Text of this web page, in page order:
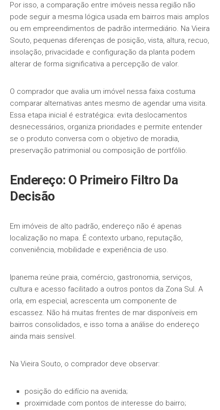
Por isso, a comparação entre imóveis nessa região não
pode seguir a mesma lógica usada em bairros mais amplos
ou em empreendimentos de padrão intermediário. Na Vieira
Souto, pequenas diferenças de posição, vista, altura, recuo,
insolação, privacidade e configuração da planta podem
alterar de forma significativa a percepção de valor.
O comprador que avalia um imóvel nessa faixa costuma
comparar alternativas antes mesmo de agendar uma visita.
Essa etapa inicial é estratégica: evita deslocamentos
desnecessários, organiza prioridades e permite entender
se o produto conversa com o objetivo de moradia,
preservação patrimonial ou composição de portfólio.
Endereço: O Primeiro Filtro Da
Decisão
Em imóveis de alto padrão, endereço não é apenas
localização no mapa. É contexto urbano, reputação,
conveniência, mobilidade e experiência de uso.
Ipanema reúne praia, comércio, gastronomia, serviços,
cultura e acesso facilitado a outros pontos da Zona Sul. A
orla, em especial, acrescenta um componente de
escassez. Não há muitas frentes de mar disponíveis em
bairros consolidados, e isso torna a análise do endereço
ainda mais sensível.
Na Vieira Souto, o comprador deve observar:
posição do edifício na avenida;
proximidade com pontos de interesse do bairro;